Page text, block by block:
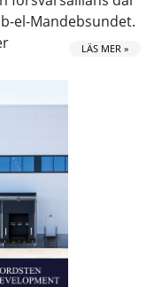
el-Mandebsundet.
LÄS MER »